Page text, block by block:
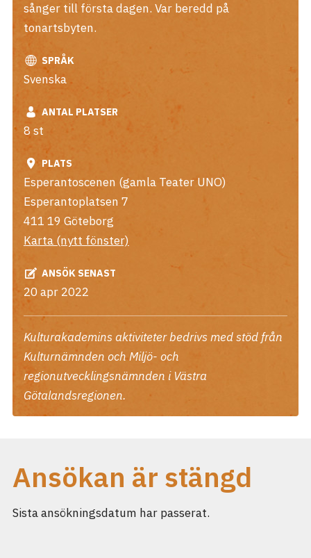
sånger till första dagen. Var beredd på
tonartsbyten.
SPRÅK
Svenska
ANTAL PLATSER
8 st
PLATS
Esperantoscenen (gamla Teater UNO)
Esperantoplatsen 7
411 19 Göteborg
Karta (nytt fönster)
ANSÖK SENAST
20 apr 2022
Kulturakademins aktiviteter bedrivs med stöd från
Kulturnämnden och Miljö- och
regionutvecklingsnämnden i Västra
Götalandsregionen.
Ansökan är stängd
Sista ansökningsdatum har passerat.